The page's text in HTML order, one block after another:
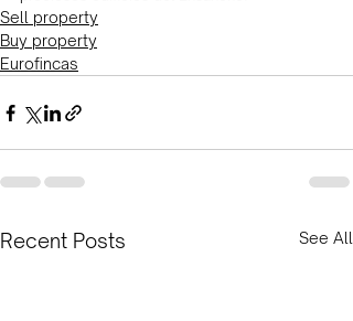
Sell property
Buy property
Eurofincas
Recent Posts See All